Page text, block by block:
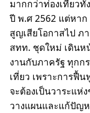
มากกว่าท่องเที่ยว
ปี พ.ศ 2562 แต่หาก
สูญเสียโอกาสไป ภ
สทท. ชุดใหม่ เดินห
งานกับภาครัฐ ทุกก
เที่ยว เพราะการฟื้
จะต้องเป็นวาระแห่
วางแผนและแก้ปัญ